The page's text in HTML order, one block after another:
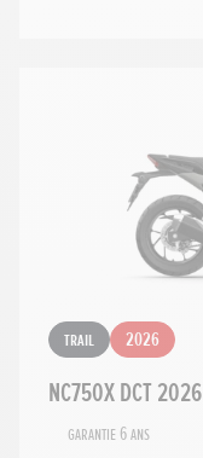
Trail 2026
NC750X DCT 2026
Garantie 6 ans